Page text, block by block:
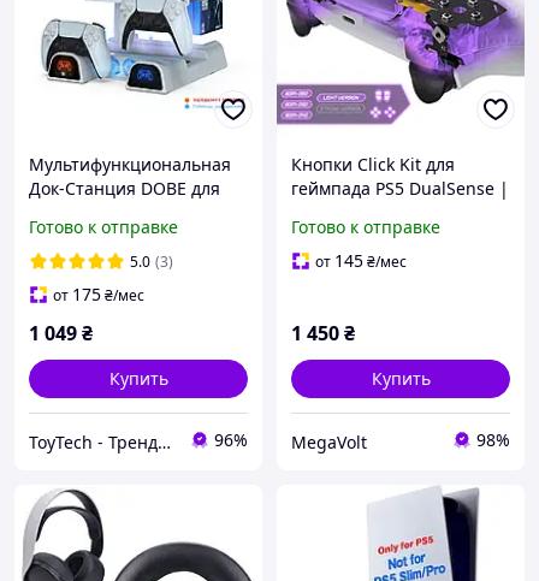
Мультифункциональная
Док-Станция DOBE для
зарядкой для 2-х
геймпадов PS5 Dualsense
и
Готово к отправке
5.0 (3)
от 175₴/мес
1 049₴
Купить
ToyTech - Трендовые Игрушки и Гаджеты 2025 96%
Кнопки Click Kit для
геймпада PS5 DualSense |
R2 | Тактильные
микропереключатели PS5
Готово к отправке
от 145₴/мес
1 450₴
Купить
MegaVolt 98%